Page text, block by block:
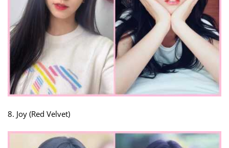
8. Joy (Red Velvet)